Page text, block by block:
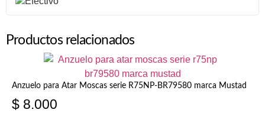
Productos relacionados
Anzuelo para Atar Moscas serie R75NP-BR79580 marca Mustad
$ 8.000